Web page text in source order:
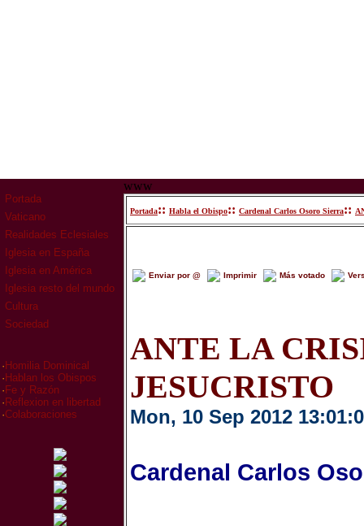
Portada
Vaticano
Realidades Eclesiales
Iglesia en España
Iglesia en América
Iglesia resto del mundo
Cultura
Sociedad
· Homilia Dominical
· Hablan los Obispos
· Fe y Razón
· Reflexion en libertad
·Colaboraciones
www
Portada:: Habla el Obispo:: Cardenal Carlos Osoro Sierra::
Enviar por @ Imprimir Más votado
ANTE LA
JESUCRISTO
Mon, 10 Sep 2012
Cardenal Carlos